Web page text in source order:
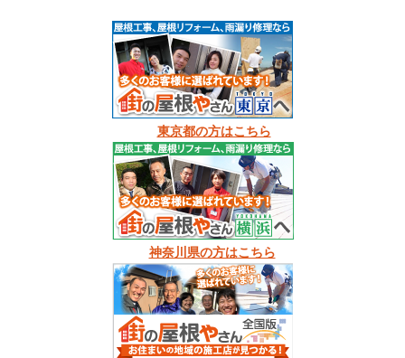
東京都の方はこちら
神奈川県の方はこちら